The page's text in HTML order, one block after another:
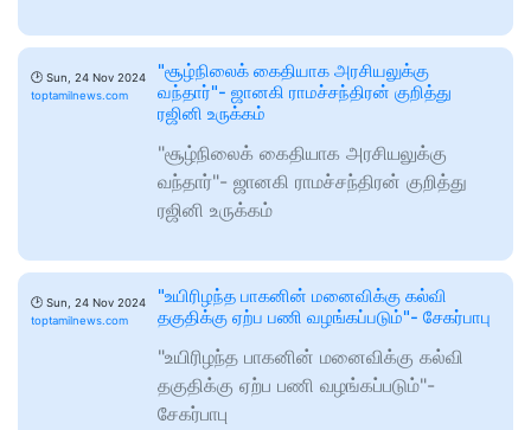
🕑 Sun, 24 Nov 2024
toptamilnews.com
"சூழ்நிலைக் கைதியாக அரசியலுக்கு
வந்தார்"- ஜானகி ராமச்சந்திரன் குறித்து
ரஜினி உருக்கம்
"சூழ்நிலைக் கைதியாக அரசியலுக்கு
வந்தார்"- ஜானகி ராமச்சந்திரன் குறித்து
ரஜினி உருக்கம்
🕑 Sun, 24 Nov 2024
toptamilnews.com
"உயிரிழந்த பாகனின் மனைவிக்கு கல்வி
தகுதிக்கு ஏற்ப பணி வழங்கப்படும்"- சேகர்பாபு
"உயிரிழந்த பாகனின் மனைவிக்கு கல்வி
தகுதிக்கு ஏற்ப பணி வழங்கப்படும்"-
சேகர்பாபு